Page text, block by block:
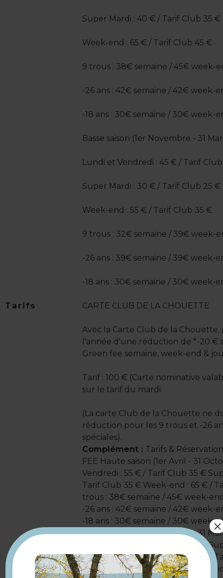
Tarifs
Super Mardi : 40 € / Tarif Club 35 €
Week-end : 65 € / Tarif Club 45 €
9 trous : 38€ semaine / 45€ week-
-26 ans : 42€ semaine / 42€ week-
-18 ans : 30€ semaine / 30€ week-
Basse saison (1er Novembre - 31
Lundi et Vendredi : 45 € / Tarif
Super Mardi : 30 € / Tarif Club 25 €
Week-end : 55 € / Tarif Club 35 €
9 trous : 32€ semaine / 39€ week-
-26 ans : 39€ semaine / 39€ week-
-18 ans : 30€ semaine / 30€ week-
CARTE CLUB DE LA CHOUETTE
Avec la Carte Club de la
l'année d'une réduction de *-20 €
Green fee semaine, week-end &
Tarif : 100 € (Carte nominative
sur le tarif du mardi.
(La carte Club de la Chouette ne
réduction pour les 9 trous et -26
spéciales).
Complément : Tarifs &
FEE Haute saison (1er Avril - 31
Vendredi : 55 € / Tarif Club 35 €
Tarif Club 35 € Week-end : 65 € /
trous : 38€ semaine / 45€ week-
-26 ans : 42€ semaine / 42€ week-
-18 ans : 30€ semaine / 30€ week-
Basse saison (1er Novembre - 31
Vendredi : 45 € / Tarif Club 25 €
Tarif Club 25 € Week-end : 55 € /
trous : 32€ semaine / 39€ week-
×